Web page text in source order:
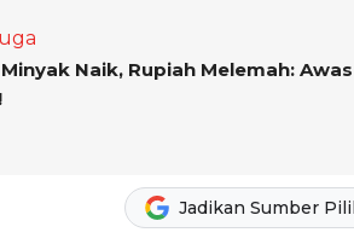
Naik, Rupiah Melemah:
Jadikan Sumber